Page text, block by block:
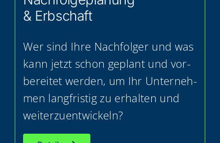
& Erbschaft
Wer sind Ihre Nach­fol­ger und was
kann jetzt schon geplant und vor­
be­rei­tet wer­den, um Ihr Unter­neh­
men lang­fris­tig zu erhal­ten und
weiterzuentwickeln?